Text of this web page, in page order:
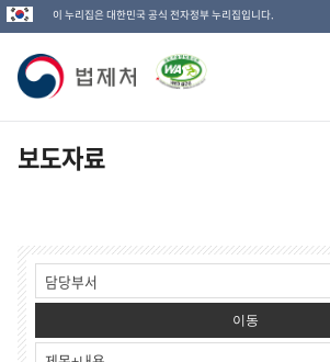
이 누리집은 대한민국 공식 전자정부 누리집입니다.
법
제
처
고
보도자료
보
도
자
료
검
색
이동